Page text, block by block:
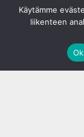
Käytämme
liikenteen
Ok